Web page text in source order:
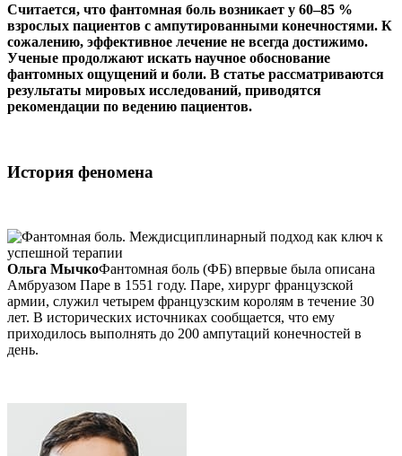
Считается, что фантомная боль возникает у 60–85 %
взрослых пациентов с ампутированными конечностями. К
сожалению, эффективное лечение не всегда достижимо.
Ученые продолжают искать научное обоснование
фантомных ощущений и боли. В статье рассматриваются
результаты мировых исследований, приводятся
рекомендации по ведению пациентов.
История феномена
Ольга МычкоФантомная боль (ФБ) впервые была описана
Амбруазом Паре в 1551 году. Паре, хирург французской
армии, служил четырем французским королям в течение 30
лет. В исторических источниках сообщается, что ему
приходилось выполнять до 200 ампутаций конечностей в
день.